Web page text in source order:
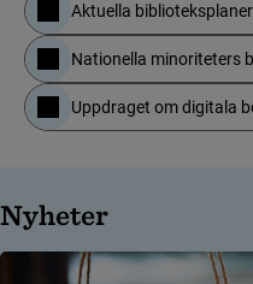
Aktuella biblioteksplaner
Nationella minoriteters
Uppdraget om digitala
Nyheter